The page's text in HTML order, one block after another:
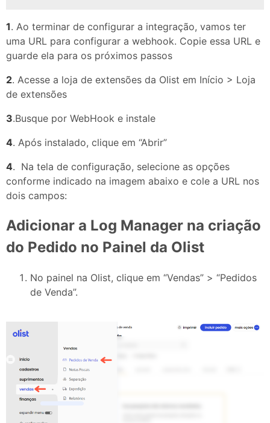
1. Ao terminar de configurar a integração, vamos ter
uma URL para configurar a webhook. Copie essa URL e
guarde ela para os próximos passos
2. Acesse a loja de extensões da Olist em Início > Loja
de extensões
3.Busque por WebHook e instale
4. Após instalado, clique em “Abrir”
4. Na tela de configuração, selecione as opções
conforme indicado na imagem abaixo e cole a URL nos
dois campos:
Adicionar a Log Manager na criação
do Pedido no Painel da Olist
No painel na Olist, clique em “Vendas” > “Pedidos
de Venda”.